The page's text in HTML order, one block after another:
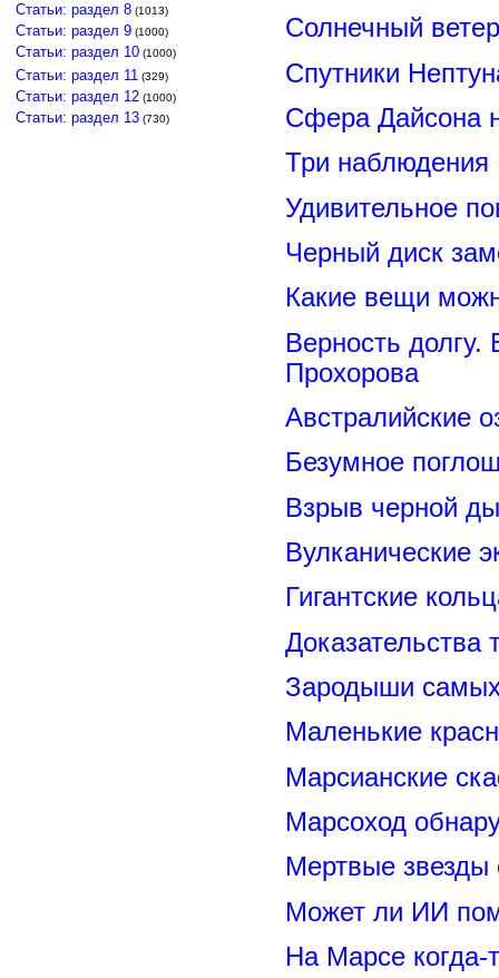
Статьи: раздел 8 (1013)
Статьи: раздел 9 (1000)
Статьи: раздел 10 (1000)
Статьи: раздел 11 (329)
Статьи: раздел 12 (1000)
Статьи: раздел 13 (730)
Солнечный
Спутники
Сфера Дайсона
Три
Удивительное
Черный диск
Какие вещи
Верность долгу.
Прохорова
Австралийские
Безумное
Взрыв черной
Вулканические
Гигантские
Доказательства
Зародыши самых
Маленькие
Марсианские
Марсоход
Мертвые
Может ли ИИ
На Марсе когда-